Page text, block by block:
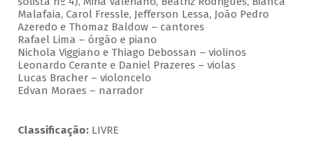
Malafaia, Carol Fressle, Jefferson Lessa, João Pedro
Azeredo e Thomaz Baldow – cantores
Rafael Lima – órgão e piano
Nichola Viggiano e Thiago Debossan – violinos
Leonardo Cerante e Daniel Prazeres – violas
Lucas Bracher – violoncelo
Edvan Moraes – narrador
Classificação:LIVRE